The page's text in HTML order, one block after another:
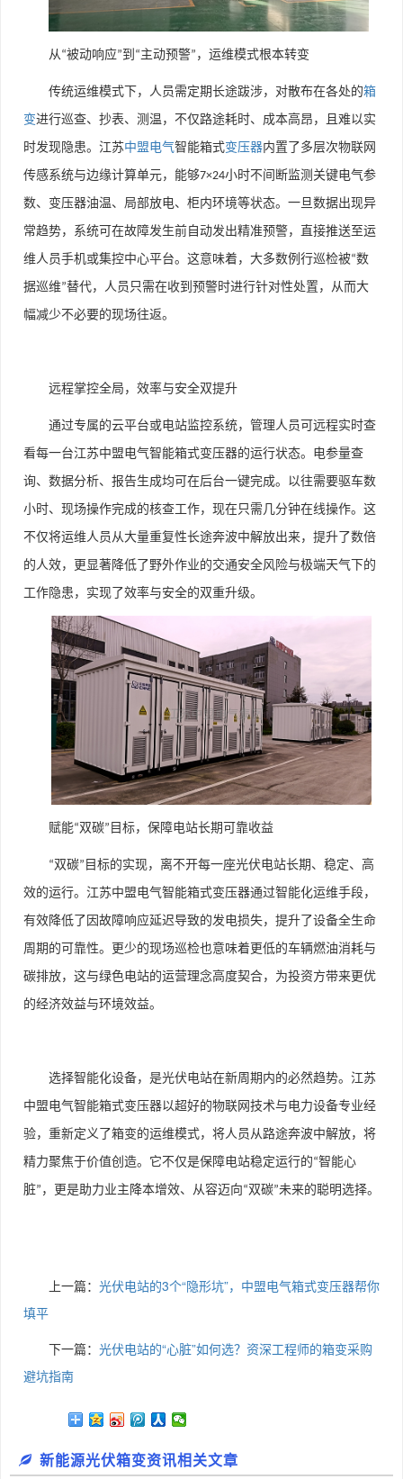
从 “被动响应”到 “主动预警” ，运维模式根本转变
传统运维模式下，人员需定期长途跋涉，对散布在各处的箱
变进行巡查、抄表、测温，不仅路途耗时、成本高昂，且难以实
时发现隐患。江苏中盟电气智能箱式变压器内置了多层次物联网
传感系统与边缘计算单元，能够7×24小时不间断监测关键电气参
数、变压器油温、局部放电、柜内环境等状态。一旦数据出现异
常趋势，系统可在故障发生前自动发出精准预警，直接推送至运
维人员手机或集控中心平台。这意味着，大多数例行巡检被“数
据巡维”替代，人员只需在收到预警时进行针对性处置，从而大
幅减少不必要的现场往返。
远程掌控全局，效率与安全双提升
通过专属的云平台或电站监控系统，管理人员可远程实时查
看每一台江苏中盟电气智能箱式变压器的运行状态。电参量查
询、数据分析、报告生成均可在后台一键完成。以往需要驱车数
小时、现场操作完成的核查工作，现在只需几分钟在线操作。这
不仅将运维人员从大量重复性长途奔波中解放出来，提升了数倍
的人效，更显著降低了野外作业的交通安全风险与极端天气下的
工作隐患，实现了效率与安全的双重升级。
赋能“双碳” 目标，保障电站长期可靠收益
“双碳” 目标的实现，离不开每一座光伏电站长期、稳定、高
效的运行。江苏中盟电气智能箱式变压器通过智能化运维手段，
有效降低了因故障响应延迟导致的发电损失，提升了设备全生命
周期的可靠性。更少的现场巡检也意味着更低的车辆燃油消耗与
碳排放，这与绿色电站的运营理念高度契合，为投资方带来更优
的经济效益与环境效益。
选择智能化设备，是光伏电站在新周期内的必然趋势。江苏
中盟电气智能箱式变压器以超好的物联网技术与电力设备专业经
验，重新定义了箱变的运维模式，将人员从路途奔波中解放，将
精力聚焦于价值创造。它不仅是保障电站稳定运行的“智能心
脏” ，更是助力业主降本增效、从容迈向“双碳”未来的聪明选择。
上一篇： 光伏电站的3个“隐形坑”，中盟电气箱式变压器帮你
填平
下一篇： 光伏电站的“心脏”如何选？资深工程师的箱变采购
避坑指南
新能源光伏箱变资讯相关文章